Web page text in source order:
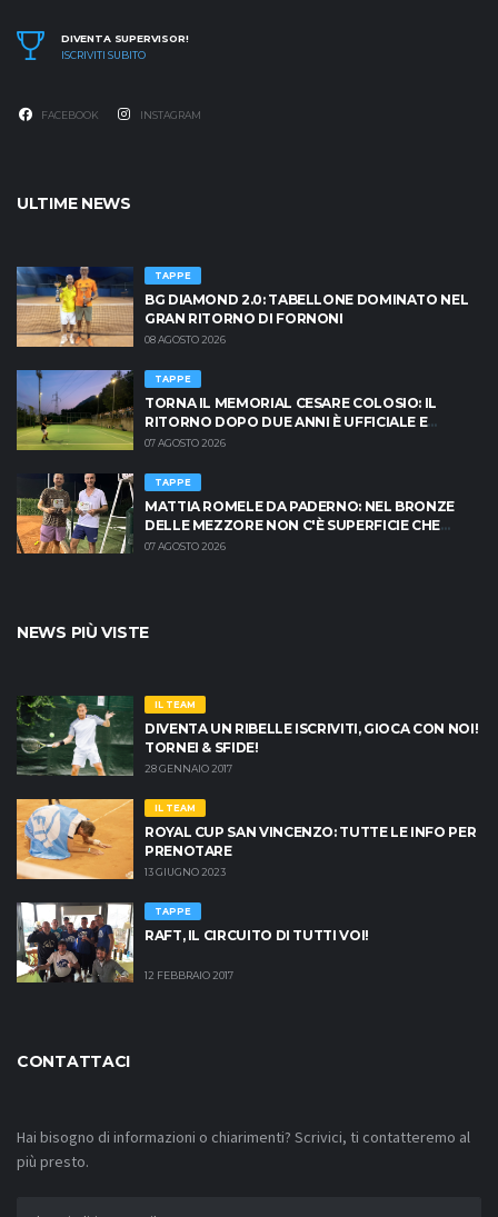
DIVENTA SUPERVISOR!
ISCRIVITI SUBITO
FACEBOOK INSTAGRAM
ULTIME NEWS
TAPPE
BG DIAMOND 2.0: TABELLONE DOMINATO NEL
GRAN RITORNO DI FORNONI
08 AGOSTO 2026
TAPPE
TORNA IL MEMORIAL CESARE COLOSIO: IL
RITORNO DOPO DUE ANNI È UFFICIALE E
BRESCIA È PRONTA AD INFIAMMARSI!
07 AGOSTO 2026
TAPPE
MATTIA ROMELE DA PADERNO: NEL BRONZE
DELLE MEZZORE NON C'È SUPERFICIE CHE
TENGA
07 AGOSTO 2026
NEWS PIÙ VISTE
IL TEAM
DIVENTA UN RIBELLE ISCRIVITI, GIOCA CON NOI!
TORNEI & SFIDE!
28 GENNAIO 2017
IL TEAM
ROYAL CUP SAN VINCENZO: TUTTE LE INFO PER
PRENOTARE
13 GIUGNO 2023
TAPPE
RAFT, IL CIRCUITO DI TUTTI VOI!
12 FEBBRAIO 2017
CONTATTACI
Hai bisogno di informazioni o chiarimenti? Scrivici, ti contatteremo al
più presto.